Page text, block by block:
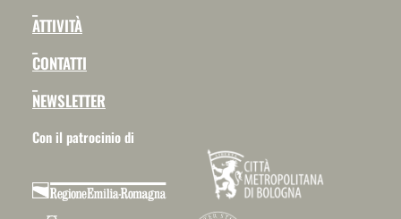
ATTIVITÀ
CONTATTI
NEWSLETTER
Con il patrocinio di